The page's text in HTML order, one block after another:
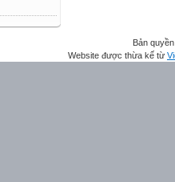
Bản
Website được thừa kế từ